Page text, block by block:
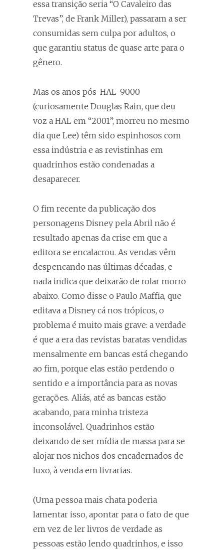
essa transição seria “O Cavaleiro das
Trevas”, de Frank Miller), passaram a ser
consumidas sem culpa por adultos, o
que garantiu status de quase arte para o
gênero.
Mas os anos pós-HAL-9000
(curiosamente Douglas Rain, que deu
voz a HAL em “2001”, morreu no mesmo
dia que Lee) têm sido espinhosos com
essa indústria e as revistinhas em
quadrinhos estão condenadas a
desaparecer.
O fim recente da publicação dos
personagens Disney pela Abril não é
resultado apenas da crise em que a
editora se encalacrou. As vendas vêm
despencando nas últimas décadas, e
nada indica que deixarão de rolar morro
abaixo. Como disse o Paulo Maffia, que
editava a Disney cá nos trópicos, o
problema é muito mais grave: a verdade
é que a era das revistas baratas vendidas
mensalmente em bancas está chegando
ao fim, porque elas estão perdendo o
sentido e a importância para as novas
gerações. Aliás, até as bancas estão
acabando, para minha tristeza
inconsolável. Quadrinhos estão
deixando de ser mídia de massa para se
alojar nos nichos dos encadernados de
luxo, à venda em livrarias.
(Uma pessoa mais chata poderia
lamentar isso, apontar para o fato de que
em vez de ler livros de verdade as
pessoas estão lendo quadrinhos, e isso